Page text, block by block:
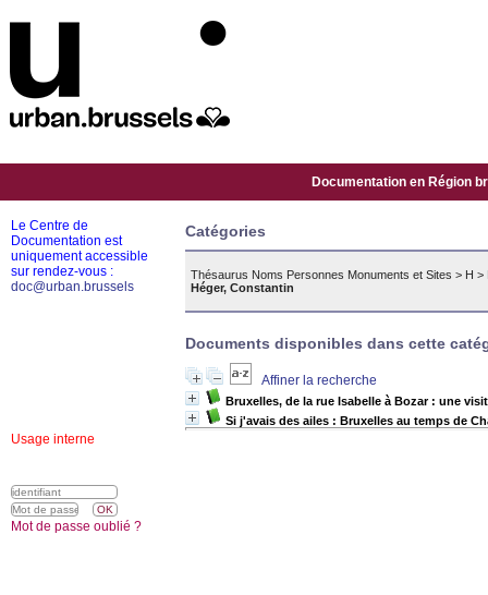
Documentation en Région
Catégories
Thésaurus Noms Personnes Monuments et Sites > H >
Héger, Constantin
Documents disponibles dans cette
Affiner la recherche
Bruxelles, de la rue Isabelle à Bozar : une
Si j'avais des ailes : Bruxelles au temps de
Le Centre de
Documentation est
uniquement accessible
sur rendez-vous :
doc@urban.brussels
Usage interne
Mot de passe oublié ?